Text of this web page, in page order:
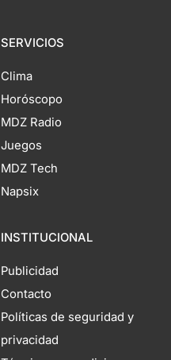
SERVICIOS
Clima
Horóscopo
MDZ Radio
Juegos
MDZ Tech
Napsix
INSTITUCIONAL
Publicidad
Contacto
Políticas de seguridad y
privacidad